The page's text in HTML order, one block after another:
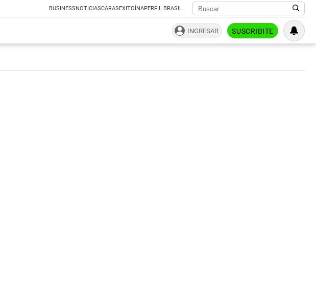
BUSINESSNOTICIASCARASEXITOÍNAPERFIL BRASIL
INGRESAR SUSCRIBITE